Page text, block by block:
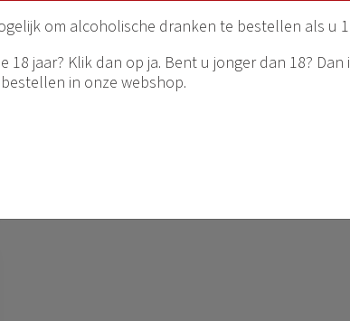
om alcoholische dranken te bestellen als u
18 jaar? Klik dan op ja. Bent u jonger dan 18?
in onze webshop.
Schermer